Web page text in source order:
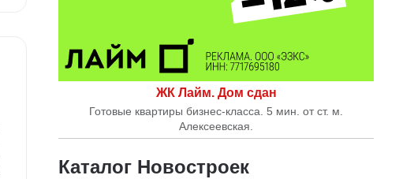
ЖК Лайм. Дом сдан
Готовые квартиры бизнес-класса. 5 мин. от ст. м.
Алексеевская.
Каталог Новостроек